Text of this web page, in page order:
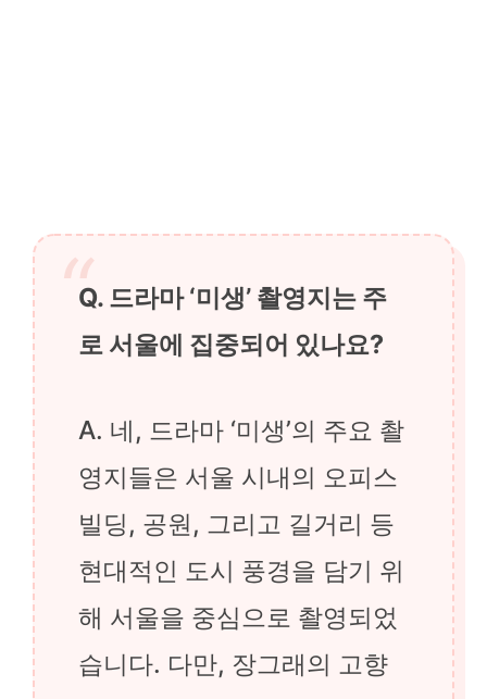
Q. 드라마 ‘미생’ 촬영지는 주
로 서울에 집중되어 있나요?
A. 네, 드라마 ‘미생’의 주요 촬
영지들은 서울 시내의 오피스
빌딩, 공원, 그리고 길거리 등
현대적인 도시 풍경을 담기 위
해 서울을 중심으로 촬영되었
습니다. 다만, 장그래의 고향